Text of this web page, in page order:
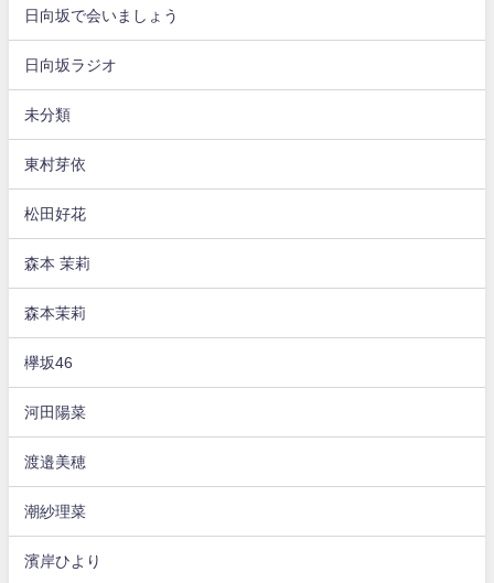
日向坂で会いましょう
日向坂ラジオ
未分類
東村芽依
松田好花
森本 茉莉
森本茉莉
欅坂46
河田陽菜
渡邉美穂
潮紗理菜
濱岸ひより